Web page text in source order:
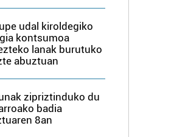
udal kiroldegiko
kontsumoa
lanak burutuko
abuztuan
zipriztinduko du
badia
8an